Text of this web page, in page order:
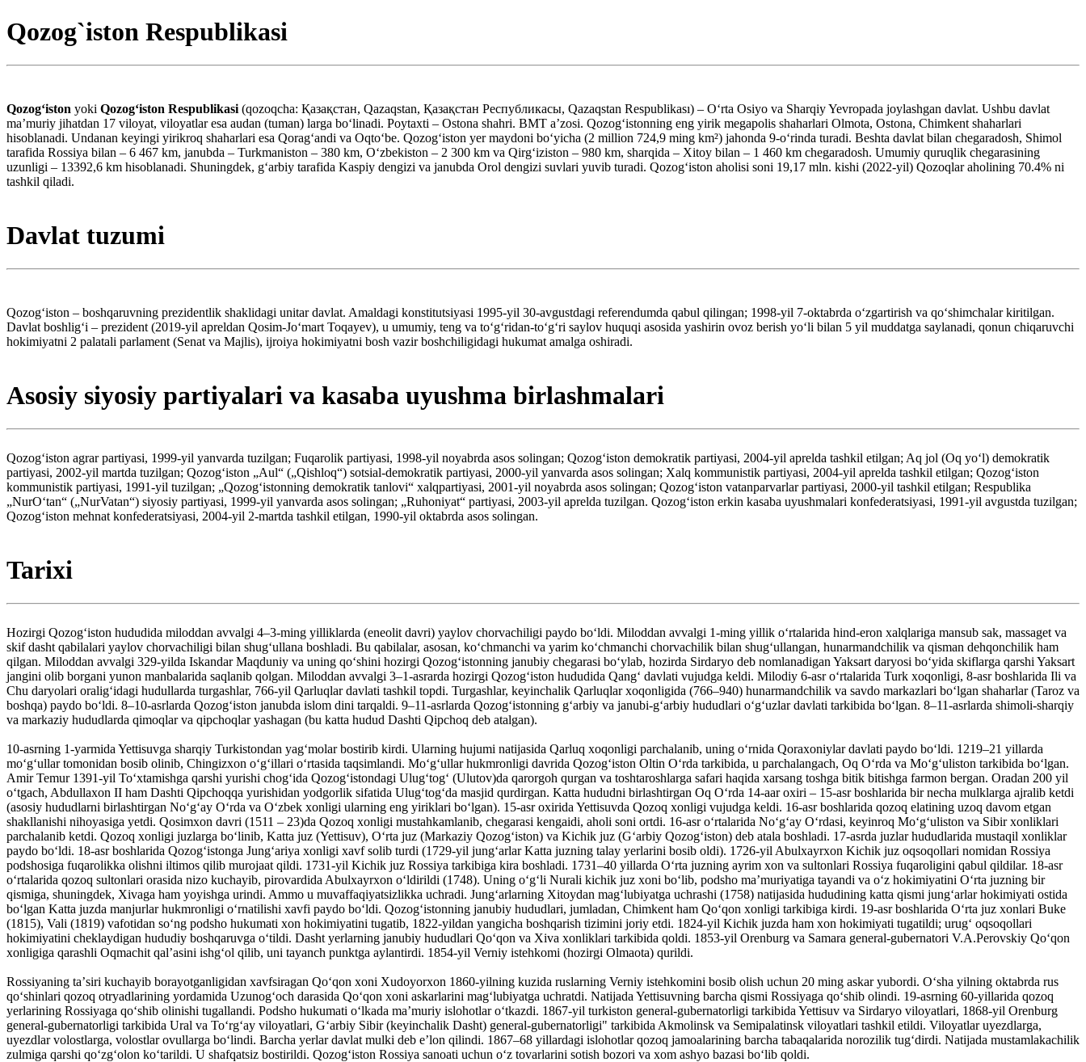
Qozog`iston Respublikasi
Qozogʻiston yoki Qozogʻiston Respublikasi (qozoqcha: Қазақстан, Qazaqstan, Қазақстан Республикасы, Qazaqstan Respublikası) – Oʻrta Osiyo va Sharqiy Yevropada joylashgan davlat. Ushbu davlat
maʼmuriy jihatdan 17 viloyat, viloyatlar esa audan (tuman) larga boʻlinadi. Poytaxti – Ostona shahri. BMT aʼzosi. Qozogʻistonning eng yirik megapolis shaharlari Olmota, Ostona, Chimkent shaharlari
hisoblanadi. Undanan keyingi yirikroq shaharlari esa Qoragʻandi va Oqtoʻbe. Qozogʻiston yer maydoni boʻyicha (2 million 724,9 ming km²) jahonda 9-oʻrinda turadi. Beshta davlat bilan chegaradosh, Shimol
tarafida Rossiya bilan – 6 467 km, janubda – Turkmaniston – 380 km, Oʻzbekiston – 2 300 km va Qirgʻiziston – 980 km, sharqida – Xitoy bilan – 1 460 km chegaradosh. Umumiy quruqlik chegarasining
uzunligi – 13392,6 km hisoblanadi. Shuningdek, gʻarbiy tarafida Kaspiy dengizi va janubda Orol dengizi suvlari yuvib turadi. Qozogʻiston aholisi soni 19,17 mln. kishi (2022-yil) Qozoqlar aholining 70.4% ni
tashkil qiladi.
Davlat tuzumi
Qozogʻiston – boshqaruvning prezidentlik shaklidagi unitar davlat. Amaldagi konstitutsiyasi 1995-yil 30-avgustdagi referendumda qabul qilingan; 1998-yil 7-oktabrda oʻzgartirish va qoʻshimchalar kiritilgan.
Davlat boshligʻi – prezident (2019-yil apreldan Qosim-Joʻmart Toqayev), u umumiy, teng va toʻgʻridan-toʻgʻri saylov huquqi asosida yashirin ovoz berish yoʻli bilan 5 yil muddatga saylanadi, qonun chiqaruvchi
hokimiyatni 2 palatali parlament (Senat va Majlis), ijroiya hokimiyatni bosh vazir boshchiligidagi hukumat amalga oshiradi.
Asosiy siyosiy partiyalari va kasaba uyushma birlashmalari
Qozogʻiston agrar partiyasi, 1999-yil yanvarda tuzilgan; Fuqarolik partiyasi, 1998-yil noyabrda asos solingan; Qozogʻiston demokratik partiyasi, 2004-yil aprelda tashkil etilgan; Aq jol (Oq yoʻl) demokratik
partiyasi, 2002-yil martda tuzilgan; Qozogʻiston „Aul“ („Qishloq“) sotsial-demokratik partiyasi, 2000-yil yanvarda asos solingan; Xalq kommunistik partiyasi, 2004-yil aprelda tashkil etilgan; Qozogʻiston
kommunistik partiyasi, 1991-yil tuzilgan; „Qozogʻistonning demokratik tanlovi“ xalqpartiyasi, 2001-yil noyabrda asos solingan; Qozogʻiston vatanparvarlar partiyasi, 2000-yil tashkil etilgan; Respublika
„NurOʻtan“ („NurVatan“) siyosiy partiyasi, 1999-yil yanvarda asos solingan; „Ruhoniyat“ partiyasi, 2003-yil aprelda tuzilgan. Qozogʻiston erkin kasaba uyushmalari konfederatsiyasi, 1991-yil avgustda tuzilgan;
Qozogʻiston mehnat konfederatsiyasi, 2004-yil 2-martda tashkil etilgan, 1990-yil oktabrda asos solingan.
Tarixi
Hozirgi Qozogʻiston hududida miloddan avvalgi 4–3-ming yilliklarda (eneolit davri) yaylov chorvachiligi paydo boʻldi. Miloddan avvalgi 1-ming yillik oʻrtalarida hind-eron xalqlariga mansub sak, massaget va
skif dasht qabilalari yaylov chorvachiligi bilan shugʻullana boshladi. Bu qabilalar, asosan, koʻchmanchi va yarim koʻchmanchi chorvachilik bilan shugʻullangan, hunarmandchilik va qisman dehqonchilik ham
qilgan. Miloddan avvalgi 329-yilda Iskandar Maqduniy va uning qoʻshini hozirgi Qozogʻistonning janubiy chegarasi boʻylab, hozirda Sirdaryo deb nomlanadigan Yaksart daryosi boʻyida skiflarga qarshi Yaksart
jangini olib borgani yunon manbalarida saqlanib qolgan. Miloddan avvalgi 3–1-asrarda hozirgi Qozogʻiston hududida Qangʻ davlati vujudga keldi. Milodiy 6-asr oʻrtalarida Turk xoqonligi, 8-asr boshlarida Ili va
Chu daryolari oraligʻidagi hudullarda turgashlar, 766-yil Qarluqlar davlati tashkil topdi. Turgashlar, keyinchalik Qarluqlar xoqonligida (766–940) hunarmandchilik va savdo markazlari boʻlgan shaharlar (Taroz va
boshqa) paydo boʻldi. 8–10-asrlarda Qozogʻiston janubda islom dini tarqaldi. 9–11-asrlarda Qozogʻistonning gʻarbiy va janubi-gʻarbiy hududlari oʻgʻuzlar davlati tarkibida boʻlgan. 8–11-asrlarda shimoli-sharqiy
va markaziy hududlarda qimoqlar va qipchoqlar yashagan (bu katta hudud Dashti Qipchoq deb atalgan).
10-asrning 1-yarmida Yettisuvga sharqiy Turkistondan yagʻmolar bostirib kirdi. Ularning hujumi natijasida Qarluq xoqonligi parchalanib, uning oʻrnida Qoraxoniylar davlati paydo boʻldi. 1219–21 yillarda
moʻgʻullar tomonidan bosib olinib, Chingizxon oʻgʻillari oʻrtasida taqsimlandi. Moʻgʻullar hukmronligi davrida Qozogʻiston Oltin Oʻrda tarkibida, u parchalangach, Oq Oʻrda va Moʻgʻuliston tarkibida boʻlgan.
Amir Temur 1391-yil Toʻxtamishga qarshi yurishi chogʻida Qozogʻistondagi Ulugʻtogʻ (Ulutov)da qarorgoh qurgan va toshtaroshlarga safari haqida xarsang toshga bitik bitishga farmon bergan. Oradan 200 yil
oʻtgach, Abdullaxon II ham Dashti Qipchoqqa yurishidan yodgorlik sifatida Ulugʻtogʻda masjid qurdirgan. Katta hududni birlashtirgan Oq Oʻrda 14-aar oxiri – 15-asr boshlarida bir necha mulklarga ajralib ketdi
(asosiy hududlarni birlashtirgan Noʻgʻay Oʻrda va Oʻzbek xonligi ularning eng yiriklari boʻlgan). 15-asr oxirida Yettisuvda Qozoq xonligi vujudga keldi. 16-asr boshlarida qozoq elatining uzoq davom etgan
shakllanishi nihoyasiga yetdi. Qosimxon davri (1511 – 23)da Qozoq xonligi mustahkamlanib, chegarasi kengaidi, aholi soni ortdi. 16-asr oʻrtalarida Noʻgʻay Oʻrdasi, keyinroq Moʻgʻuliston va Sibir xonliklari
parchalanib ketdi. Qozoq xonligi juzlarga boʻlinib, Katta juz (Yettisuv), Oʻrta juz (Markaziy Qozogʻiston) va Kichik juz (Gʻarbiy Qozogʻiston) deb atala boshladi. 17-asrda juzlar hududlarida mustaqil xonliklar
paydo boʻldi. 18-asr boshlarida Qozogʻistonga Jungʻariya xonligi xavf solib turdi (1729-yil jungʻarlar Katta juzning talay yerlarini bosib oldi). 1726-yil Abulxayrxon Kichik juz oqsoqollari nomidan Rossiya
podshosiga fuqarolikka olishni iltimos qilib murojaat qildi. 1731-yil Kichik juz Rossiya tarkibiga kira boshladi. 1731–40 yillarda Oʻrta juzning ayrim xon va sultonlari Rossiya fuqaroligini qabul qildilar. 18-asr
oʻrtalarida qozoq sultonlari orasida nizo kuchayib, pirovardida Abulxayrxon oʻldirildi (1748). Uning oʻgʻli Nurali kichik juz xoni boʻlib, podsho maʼmuriyatiga tayandi va oʻz hokimiyatini Oʻrta juzning bir
qismiga, shuningdek, Xivaga ham yoyishga urindi. Ammo u muvaffaqiyatsizlikka uchradi. Jungʻarlarning Xitoydan magʻlubiyatga uchrashi (1758) natijasida hududining katta qismi jungʻarlar hokimiyati ostida
boʻlgan Katta juzda manjurlar hukmronligi oʻrnatilishi xavfi paydo boʻldi. Qozogʻistonning janubiy hududlari, jumladan, Chimkent ham Qoʻqon xonligi tarkibiga kirdi. 19-asr boshlarida Oʻrta juz xonlari Buke
(1815), Vali (1819) vafotidan soʻng podsho hukumati xon hokimiyatini tugatib, 1822-yildan yangicha boshqarish tizimini joriy etdi. 1824-yil Kichik juzda ham xon hokimiyati tugatildi; urugʻ oqsoqollari
hokimiyatini cheklaydigan hududiy boshqaruvga oʻtildi. Dasht yerlarning janubiy hududlari Qoʻqon va Xiva xonliklari tarkibida qoldi. 1853-yil Orenburg va Samara general-gubernatori V.A.Perovskiy Qoʻqon
xonligiga qarashli Oqmachit qalʼasini ishgʻol qilib, uni tayanch punktga aylantirdi. 1854-yil Verniy istehkomi (hozirgi Olmaota) qurildi.
Rossiyaning taʼsiri kuchayib borayotganligidan xavfsiragan Qoʻqon xoni Xudoyorxon 1860-yilning kuzida ruslarning Verniy istehkomini bosib olish uchun 20 ming askar yubordi. Oʻsha yilning oktabrda rus
qoʻshinlari qozoq otryadlarining yordamida Uzunogʻoch darasida Qoʻqon xoni askarlarini magʻlubiyatga uchratdi. Natijada Yettisuvning barcha qismi Rossiyaga qoʻshib olindi. 19-asrning 60-yillarida qozoq
yerlarining Rossiyaga qoʻshib olinishi tugallandi. Podsho hukumati oʻlkada maʼmuriy islohotlar oʻtkazdi. 1867-yil turkiston general-gubernatorligi tarkibida Yettisuv va Sirdaryo viloyatlari, 1868-yil Orenburg
general-gubernatorligi tarkibida Ural va Toʻrgʻay viloyatlari, Gʻarbiy Sibir (keyinchalik Dasht) general-gubernatorligi" tarkibida Akmolinsk va Semipalatinsk viloyatlari tashkil etildi. Viloyatlar uyezdlarga,
uyezdlar volostlarga, volostlar ovullarga boʻlindi. Barcha yerlar davlat mulki deb eʼlon qilindi. 1867–68 yillardagi islohotlar qozoq jamoalarining barcha tabaqalarida norozilik tugʻdirdi. Natijada mustamlakachilik
zulmiga qarshi qoʻzgʻolon koʻtarildi. U shafqatsiz bostirildi. Qozogʻiston Rossiya sanoati uchun oʻz tovarlarini sotish bozori va xom ashyo bazasi boʻlib qoldi.